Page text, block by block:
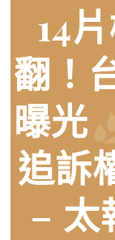
14
翻！
曝光
追訴
– 太